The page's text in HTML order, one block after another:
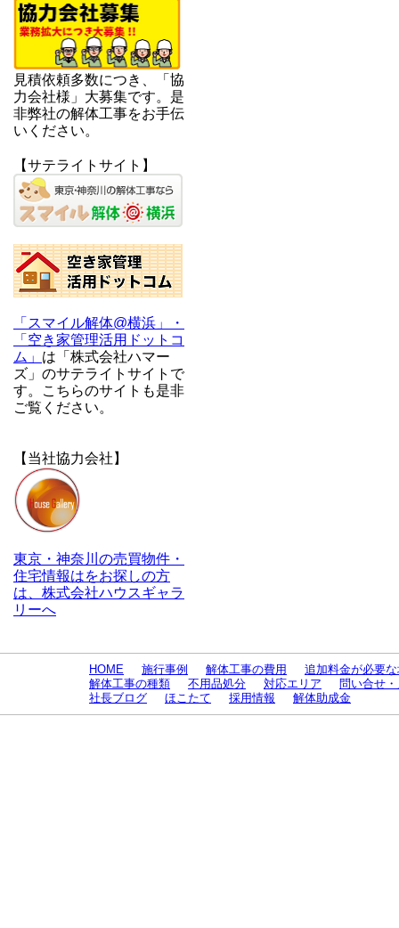
見積依頼多数につき、「協
力会社様」大募集です。是
非弊社の解体工事をお手伝
いください。
【サテライトサイト】
「スマイル解体@横浜」・
「空き家管理活用ドットコ
ム」 は「株式会社ハマー
ズ」のサテライトサイトで
す。こちらのサイトも是非
ご覧ください。
【当社協力会社】
東京・神奈川の売買物件・
住宅情報はをお探しの方
は、株式会社ハウスギャラ
リーへ
HOME 施行事例 解体工事の費用
追加料金が必要
解体工事の種類
不用品処分 対応エリア
問い合せ
社長ブログ
ほこたて 採用情報 解体助成金